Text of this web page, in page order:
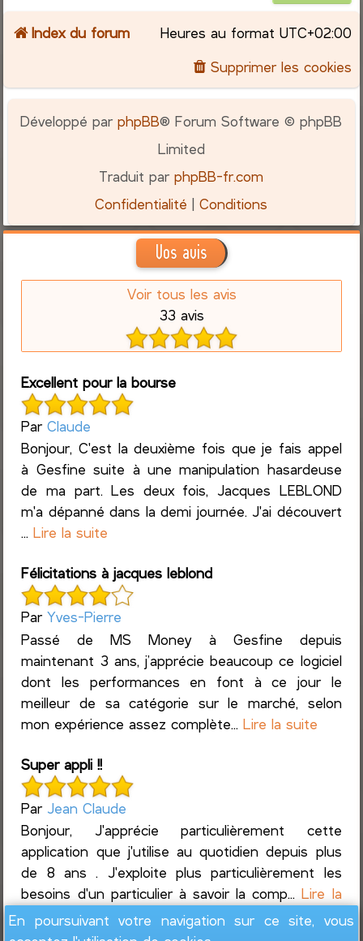
Index du forum Heures au format UTC+02:00
Supprimer les cookies
Développé parphpBB® Forum Software © phpBB
Limited
Traduit parphpBB-fr.com
Confidentialité |Conditions
Vos avis
Voir tous les avis
33 avis
Excellent pour la bourse
ParClaude
Bonjour, C'est la deuxième fois que je fais appel
à Gesfine suite à une manipulation hasardeuse
de ma part. Les deux fois, Jacques LEBLOND
m'a dépanné dans la demi journée. J'ai découvert
...Lire la suite
Félicitations à jacques leblond
ParYves-Pierre
Passé de MS Money à Gesfine depuis
maintenant 3 ans, j’apprécie beaucoup ce logiciel
dont les performances en font à ce jour le
meilleur de sa catégorie sur le marché, selon
mon expérience assez complète...Lire la suite
Super appli !!
Par Jean Claude
Bonjour, J'apprécie particulièrement cette
application que j'utilise au quotidien depuis plus
de 8 ans . J'exploite plus particulièrement les
besoins d'un particulier à savoir la comp...Lire la
suite
En poursuivant votre navigation sur ce site, vous